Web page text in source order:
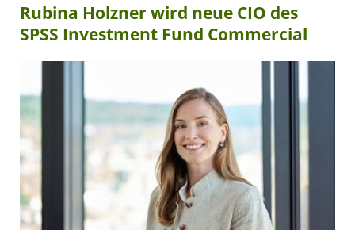
Rubina Holzner wird neue CIO des
SPSS Investment Fund Commercial